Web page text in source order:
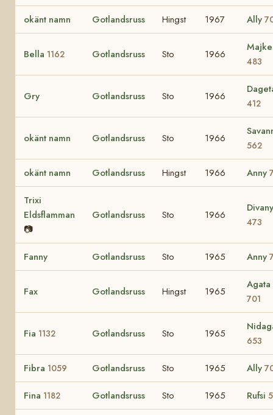
okänt namn Gotlandsruss Hingst 1967 Ally
Bella 1162 Gotlandsruss Sto 1966
483
Gry Gotlandsruss Sto 1966
412
okänt namn Gotlandsruss Sto 1966
562
okänt namn Gotlandsruss Hingst 1966 Anny
Trixi
Eldsflamman
📷
Gotlandsruss Sto 1966
Divany
473
Fanny Gotlandsruss Sto 1965 Anny
Fax Gotlandsruss Hingst 1965
Agata
701
Fia 1132 Gotlandsruss Sto 1965
653
Fibra 1059 Gotlandsruss Sto 1965 Ally
Fina 1182 Gotlandsruss Sto 1965 Rufsi